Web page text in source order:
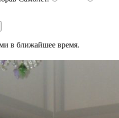
в ближайшее время.